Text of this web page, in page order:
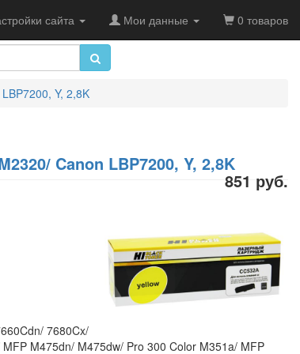
сайта Мои данные 0 товаров
Y, 2,8K
Canon LBP7200, Y, 2,8K
851 руб.
7680Cx/
M475dn/ M475dw/ Pro 300 Color M351a/ MFP